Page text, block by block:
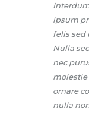
ipsum
felis sed
Nulla
nec
ornare
nulla